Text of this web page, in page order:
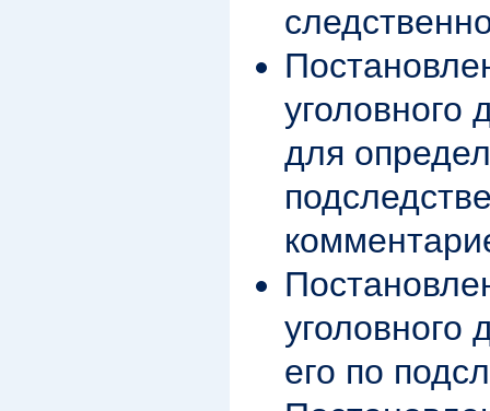
уголовного
для
уголовного
его по